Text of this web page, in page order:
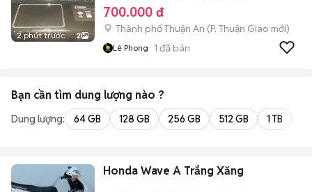
2 phút trước 2
700.000 đ
Thành phố Thuận An (P. Thuận Giao mới)
Lê Phong 1 đã bán
Bạn cần tìm dung lượng nào ?
Dung lượng: 64 GB 128 GB 256 GB 512 GB 1 TB
Honda Wave A Trắng Xăng